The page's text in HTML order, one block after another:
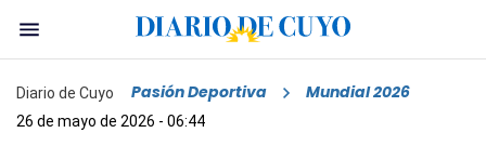
Diario de Cuyo Pasión Deportiva Mundial 2026
26 de mayo de 2026 - 06:44